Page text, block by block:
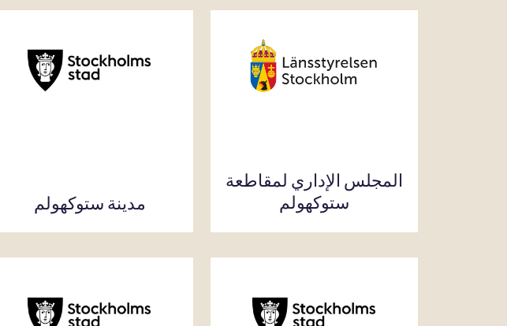
المجلس الإداري لمقاطعة
ستوكهولم
مدينة ستوكهولم